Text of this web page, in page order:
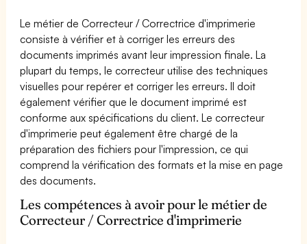
Le métier de Correcteur / Correctrice d'imprimerie
consiste à vérifier et à corriger les erreurs des
documents imprimés avant leur impression finale. La
plupart du temps, le correcteur utilise des techniques
visuelles pour repérer et corriger les erreurs. Il doit
également vérifier que le document imprimé est
conforme aux spécifications du client. Le correcteur
d'imprimerie peut également être chargé de la
préparation des fichiers pour l'impression, ce qui
comprend la vérification des formats et la mise en page
des documents.
Les compétences à avoir pour le métier de
Correcteur / Correctrice d'imprimerie